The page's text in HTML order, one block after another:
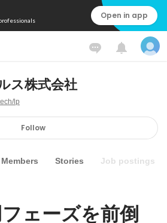
Open in app
ス株式会社
lp
Follow
Members Stories Job postings
ェーズを前倒